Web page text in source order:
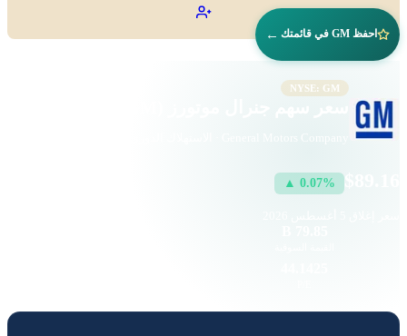
احفظ GM في قائمتك ←
NYSE: GM
▲ 0.07%